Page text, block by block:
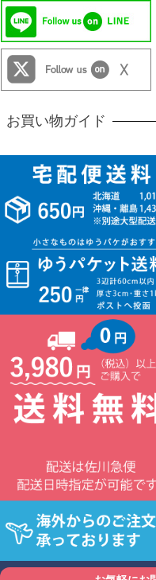
お買い物ガイド